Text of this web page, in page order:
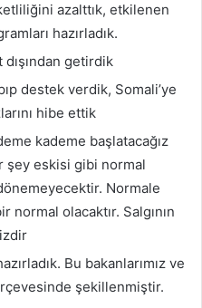
azalttık, etkilenen
hazırladık.
dışından getirdik
destek verdik, Somali’ye
hibe ettik
kademe başlatacağız
şey eskisi gibi normal
Normale
olacaktır. Salgının
Bu bakanlarımız ve
şekillenmiştir.